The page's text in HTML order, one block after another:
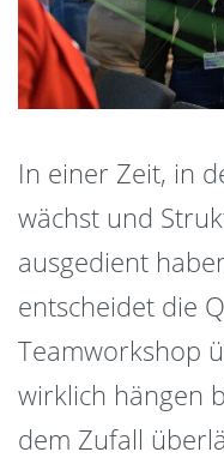
In einer Zeit, in
wächst und
ausgedient
entscheidet die
Teamworkshop
wirklich hängen
dem Zufall